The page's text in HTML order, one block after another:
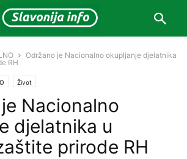
Održano je Nacionalno okupljanje djelatnika
RH
Život
Nacionalno
djelatnika u
prirode RH